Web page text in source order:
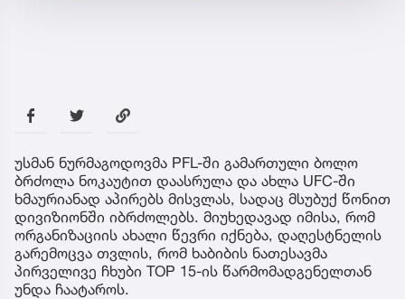
უსმან ნურმაგოდოვმა PFL-ში გამართული ბოლო
ბრძოლა ნოკაუტით დაასრულა და ახლა UFC-ში
ხმაურიანად აპირებს მისვლას, სადაც მსუბუქ წონით
დივიზიონში იბრძოლებს. მიუხედავად იმისა, რომ
ორგანიზაციის ახალი წევრი იქნება, დაღესტნელის
გარემოცვა თვლის, რომ ხაბიბის ნათესავმა
პირველივე ჩხუბი TOP 15-ის წარმომადგენელთან
უნდა ჩაატაროს.